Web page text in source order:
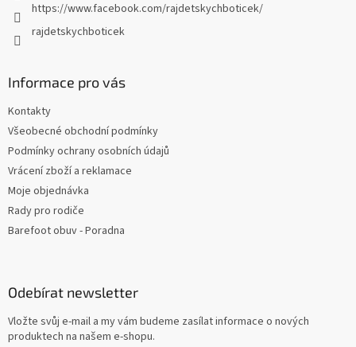
https://www.facebook.com/rajdetskychboticek/
rajdetskychboticek
Informace pro vás
Kontakty
Všeobecné obchodní podmínky
Podmínky ochrany osobních údajů
Vrácení zboží a reklamace
Moje objednávka
Rady pro rodiče
Barefoot obuv - Poradna
Odebírat newsletter
Vložte svůj e-mail a my vám budeme zasílat informace o nových
produktech na našem e-shopu.